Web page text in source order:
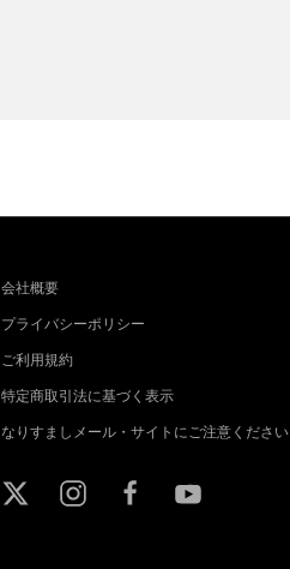
会社概要
プライバシーポリシー
ご利用規約
特定商取引法に基づく表示
なりすましメール・サイトにご注意ください